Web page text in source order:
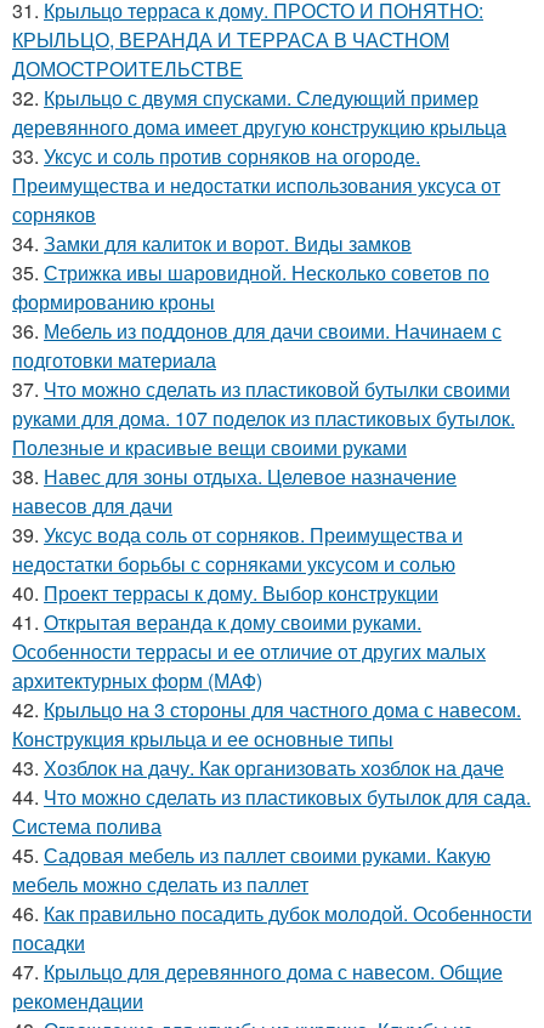
31. Крыльцо терраса к дому. ПРОСТО И ПОНЯТНО:
КРЫЛЬЦО, ВЕРАНДА И ТЕРРАСА В ЧАСТНОМ
ДОМОСТРОИТЕЛЬСТВЕ
32. Крыльцо с двумя спусками. Следующий пример
деревянного дома имеет другую конструкцию крыльца
33. Уксус и соль против сорняков на огороде.
Преимущества и недостатки использования уксуса от
сорняков
34. Замки для калиток и ворот. Виды замков
35. Стрижка ивы шаровидной. Несколько советов по
формированию кроны
36. Мебель из поддонов для дачи своими. Начинаем с
подготовки материала
37. Что можно сделать из пластиковой бутылки своими
руками для дома. 107 поделок из пластиковых бутылок.
Полезные и красивые вещи своими руками
38. Навес для зоны отдыха. Целевое назначение
навесов для дачи
39. Уксус вода соль от сорняков. Преимущества и
недостатки борьбы с сорняками уксусом и солью
40. Проект террасы к дому. Выбор конструкции
41. Открытая веранда к дому своими руками.
Особенности террасы и ее отличие от других малых
архитектурных форм (МАФ)
42. Крыльцо на 3 стороны для частного дома с навесом.
Конструкция крыльца и ее основные типы
43. Хозблок на дачу. Как организовать хозблок на даче
44. Что можно сделать из пластиковых бутылок для сада.
Система полива
45. Садовая мебель из паллет своими руками. Какую
мебель можно сделать из паллет
46. Как правильно посадить дубок молодой. Особенности
посадки
47. Крыльцо для деревянного дома с навесом. Общие
рекомендации